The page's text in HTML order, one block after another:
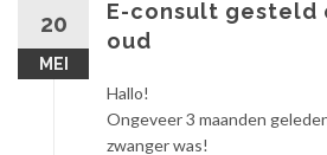
20
MEI
E-consult gesteld
oud
Hallo!
Ongeveer 3 maanden
zwanger was!